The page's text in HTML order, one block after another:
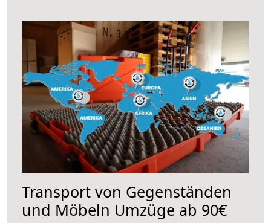
Transport von Gegenständen
und Möbeln Umzüge ab 90€